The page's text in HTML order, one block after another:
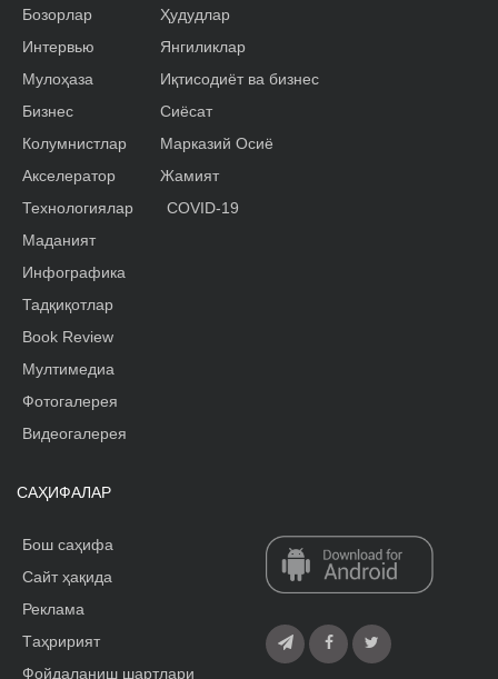
Бозорлар
Интервью
Мулоҳаза
Бизнес
Колумнистлар
Акселератор
Ҳудудлар
Янгиликлар
Иқтисодиёт ва бизнес
Сиёсат
Марказий Осиё
Жамият
Технологиялар
Маданият
Инфографика
Тадқиқотлар
Book Review
Мултимедиа
Фотогалерея
Видеогалерея
COVID-19
САҲИФАЛАР
Бош саҳифа
Сайт ҳақида
Реклама
Tаҳририят
Фойдаланиш шартлари